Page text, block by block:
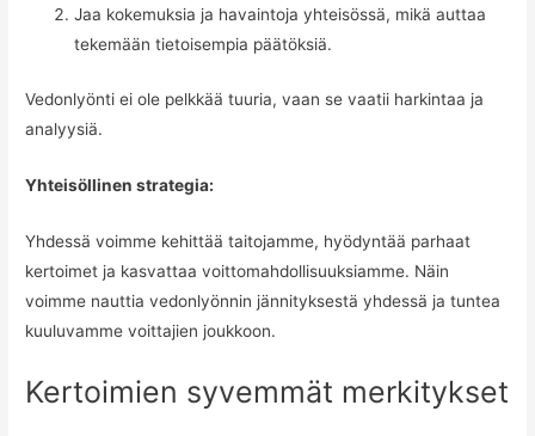
Jaa kokemuksia ja havaintoja yhteisössä, mikä auttaa
tekemään tietoisempia päätöksiä.
Vedonlyönti ei ole pelkkää tuuria, vaan se vaatii harkintaa ja
analyysiä.
Yhteisöllinen strategia:
Yhdessä voimme kehittää taitojamme, hyödyntää parhaat
kertoimet ja kasvattaa voittomahdollisuuksiamme. Näin
voimme nauttia vedonlyönnin jännityksestä yhdessä ja tuntea
kuuluvamme voittajien joukkoon.
Kertoimien syvemmät merkitykset